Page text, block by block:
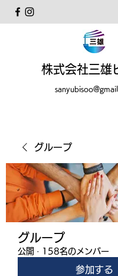
株式会社三雄
グループ
グループ
公開 · 158名のメンバー
参加する